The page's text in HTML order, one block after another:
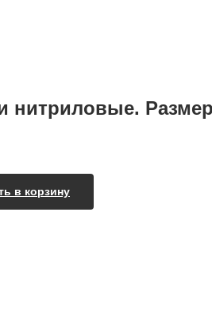
нитриловые.
в корзину